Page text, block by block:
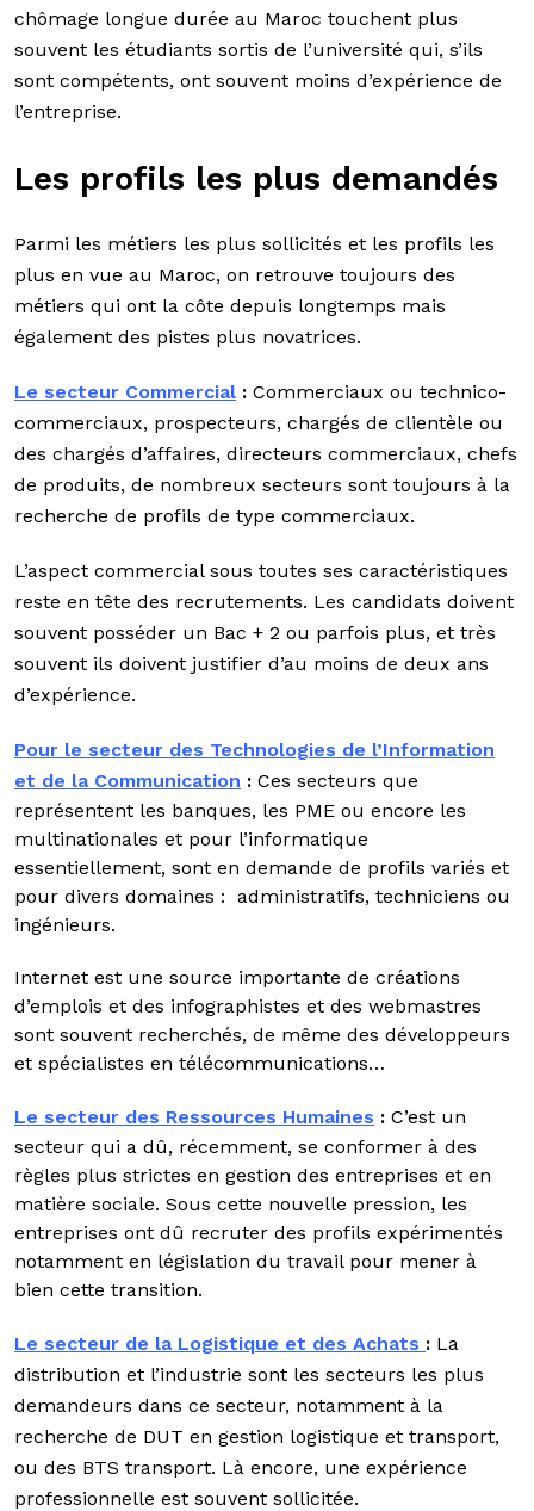
chômage longue durée au Maroc touchent plus
souvent les étudiants sortis de l’université qui, s’ils
sont compétents, ont souvent moins d’expérience de
l’entreprise.
Les profils les plus demandés
Parmi les métiers les plus sollicités et les profils les
plus en vue au Maroc, on retrouve toujours des
métiers qui ont la côte depuis longtemps mais
également des pistes plus novatrices.
Le secteur Commercial : Commerciaux ou technico-
commerciaux, prospecteurs, chargés de clientèle ou
des chargés d’affaires, directeurs commerciaux, chefs
de produits, de nombreux secteurs sont toujours à la
recherche de profils de type commerciaux.
L’aspect commercial sous toutes ses caractéristiques
reste en tête des recrutements. Les candidats doivent
souvent posséder un Bac + 2 ou parfois plus, et très
souvent ils doivent justifier d’au moins de deux ans
d’expérience.
Pour le secteur des Technologies de l’Information
et de la Communication : Ces secteurs que
représentent les banques, les PME ou encore les
multinationales et pour l’informatique
essentiellement, sont en demande de profils variés et
pour divers domaines : administratifs, techniciens ou
ingénieurs.
Internet est une source importante de créations
d’emplois et des infographistes et des webmastres
sont souvent recherchés, de même des développeurs
et spécialistes en télécommunications…
Le secteur des Ressources Humaines : C’est un
secteur qui a dû, récemment, se conformer à des
règles plus strictes en gestion des entreprises et en
matière sociale. Sous cette nouvelle pression, les
entreprises ont dû recruter des profils expérimentés
notamment en législation du travail pour mener à
bien cette transition.
Le secteur de la Logistique et des Achats : La
distribution et l’industrie sont les secteurs les plus
demandeurs dans ce secteur, notamment à la
recherche de DUT en gestion logistique et transport,
ou des BTS transport. Là encore, une expérience
professionnelle est souvent sollicitée.